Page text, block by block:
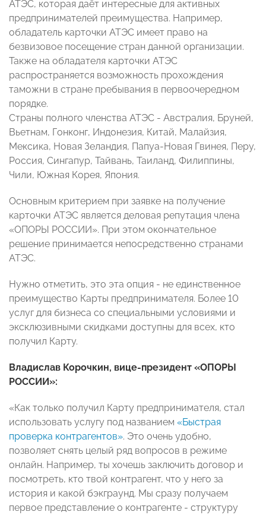
АТЭС, которая даёт интересные для активных
предпринимателей преимущества. Например,
обладатель карточки АТЭС имеет право на
безвизовое посещение стран данной организации.
Также на обладателя карточки АТЭС
распространяется возможность прохождения
таможни в стране пребывания в первоочередном
порядке.
Страны полного членства АТЭС - Австралия, Бруней,
Вьетнам, Гонконг, Индонезия, Китай, Малайзия,
Мексика, Новая Зеландия, Папуа-Новая Гвинея, Перу,
Россия, Сингапур, Тайвань, Таиланд, Филиппины,
Чили, Южная Корея, Япония.
Основным критерием при заявке на получение
карточки АТЭС является деловая репутация члена
«ОПОРЫ РОССИИ». При этом окончательное
решение принимается непосредственно странами
АТЭС.
Нужно отметить, это эта опция - не единственное
преимущество Карты предпринимателя. Более 10
услуг для бизнеса со специальными условиями и
эксклюзивными скидками доступны для всех, кто
получил Карту.
Владислав Корочкин, вице-президент «ОПОРЫ
РОССИИ»:
«Как только получил Карту предпринимателя, стал
использовать услугу под названием «Быстрая
проверка контрагентов». Это очень удобно,
позволяет снять целый ряд вопросов в режиме
онлайн. Например, ты хочешь заключить договор и
посмотреть, кто твой контрагент, что у него за
история и какой бэкграунд. Мы сразу получаем
первое представление о контрагенте - структуру